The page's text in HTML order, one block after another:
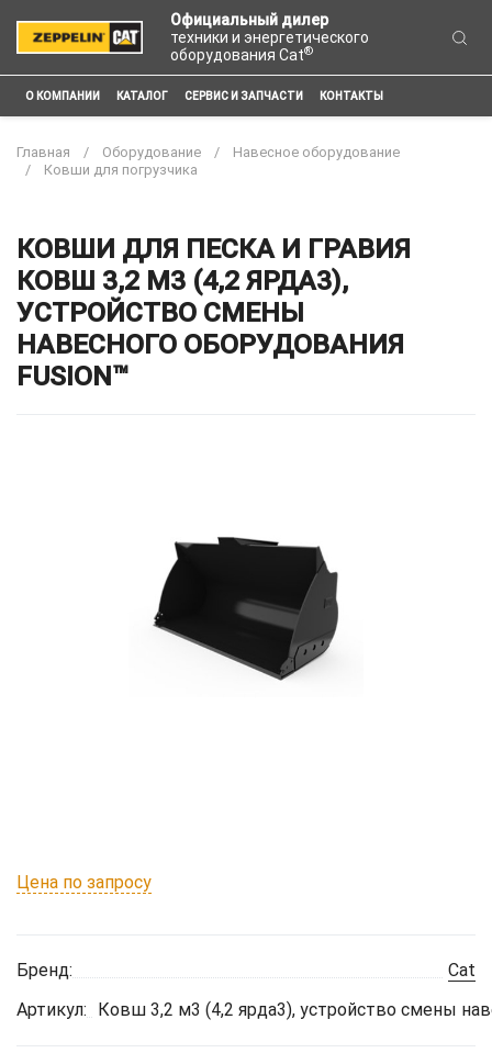
Официальный дилер
техники и энергетического
оборудования Cat®
О КОМПАНИИ КАТАЛОГ СЕРВИС И ЗАПЧАСТИ КОНТАКТЫ
Главная Оборудование
Навесное оборудование
Ковши для погрузчика
КОВШИ ДЛЯ ПЕСКА И ГРАВИЯ
КОВШ 3,2 М3 (4,2 ЯРДА3),
УСТРОЙСТВО СМЕНЫ
НАВЕСНОГО ОБОРУДОВАНИЯ
FUSION™
Цена по запросу
Бренд:
Cat
Артикул:
Ковш 3,2 м3 (4,2 ярда3), устройство смены